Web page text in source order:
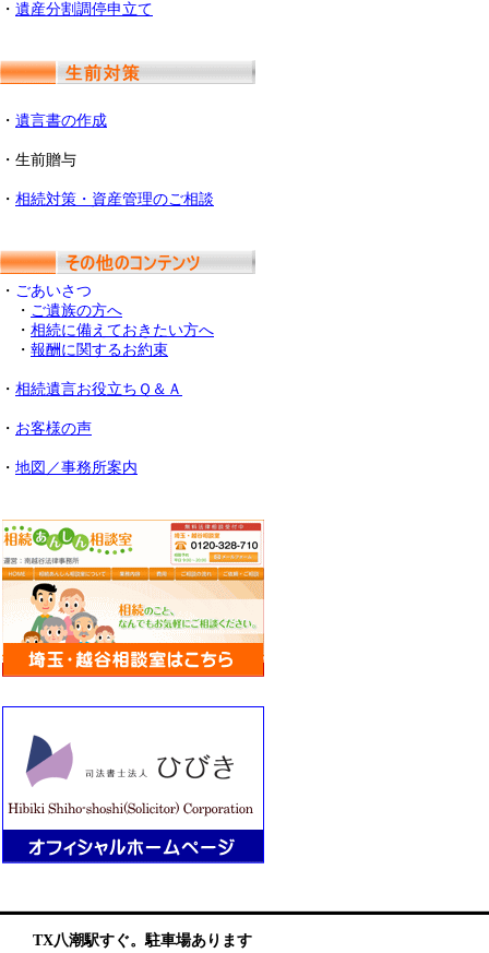
・ 遺産分割調停申立て
・ 遺言書の作成
・生前贈与
・ 相続対策・資産管理のご相談
・ ごあいさつ
・ ご遺族の方へ
・ 相続に備えておきたい方へ
・ 報酬に関するお約束
・ 相続遺言お役立ちＱ＆Ａ
・ お客様の声
・ 地図／事務所案内
TX八潮駅すぐ。駐車場あります